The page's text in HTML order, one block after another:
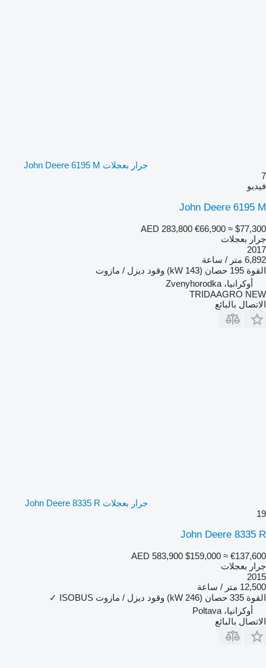
جرار بعجلات John Deere 6195 M
7
فيديو
John Deere 6195 M
AED 283,800 €66,900 ≈ $77,300
جرار بعجلات
2017
6,892 متر / ساعة
القوة 195 حصان (143 kW) وقود ديزل / مازوت
أوكرانيا، Zvenyhorodka
TRIDAAGRO NEW
الاتصال بالبائع
جرار بعجلات John Deere 8335 R
19
John Deere 8335 R
AED 583,900 $159,000 ≈ €137,600
جرار بعجلات
2015
12,500 متر / ساعة
القوة 335 حصان (246 kW) وقود ديزل / مازوت ISOBUS
✓
أوكرانيا، Poltava
الاتصال بالبائع